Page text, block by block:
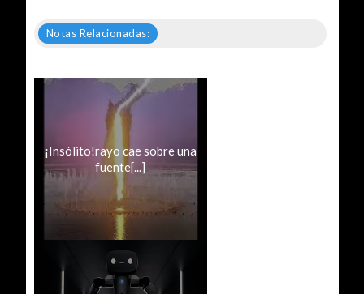
Notas Relacionadas:
¡Insólito!rayo cae sobre una
fuente[...]